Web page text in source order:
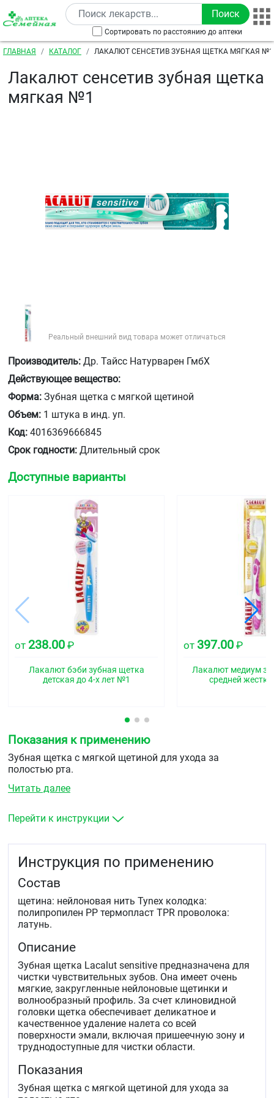
Перейти к основному содержанию
Сортировать по расстоянию до аптеки
Строка навигации
ГЛАВНАЯ КАТАЛОГ ЛАКАЛЮТ СЕНСЕТИВ ЗУБНАЯ ЩЕТКА МЯГКАЯ №1
Лакалют сенсетив зубная щетка
мягкая №1
Реальный внешний вид товара может отличаться
Производитель: Др. Тайсс Натурварен ГмбХ
Действующее вещество:
Форма: Зубная щетка с мягкой щетиной
Объем: 1 штука в инд. уп.
Код: 4016369666845
Срок годности: Длительный срок
Доступные варианты
от 238.00 ₽
Лакалют бэби зубная щетка
детская до 4-х лет №1
от 397.00 ₽
Лакалют медиум
средней
Показания к применению
Зубная щетка с мягкой щетиной для ухода за
полостью рта.
Читать далее
Перейти к инструкции
Инструкция по применению
Состав
щетина: нейлоновая нить Tynex колодка:
полипропилен PP термопласт TPR проволока:
латунь.
Описание
Зубная щетка Lacalut sensitive предназначена для
чистки чувствительных зубов. Она имеет очень
мягкие, закругленные нейлоновые щетинки и
волнообразный профиль. За счет клиновидной
головки щетка обеспечивает деликатное и
качественное удаление налета со всей
поверхности эмали, включая пришеечную зону и
труднодоступные для чистки области.
Показания
Зубная щетка с мягкой щетиной для ухода за